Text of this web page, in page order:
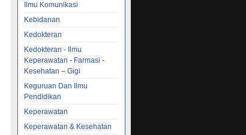
Ilmu Komunikasi
Kebidanan
Kedokteran
Kedokteran - Ilmu
Keperawatan - Farmasi -
Kesehatan – Gigi
Keguruan Dan Ilmu
Pendidikan
Keperawatan
Keperawatan & Kesehatan